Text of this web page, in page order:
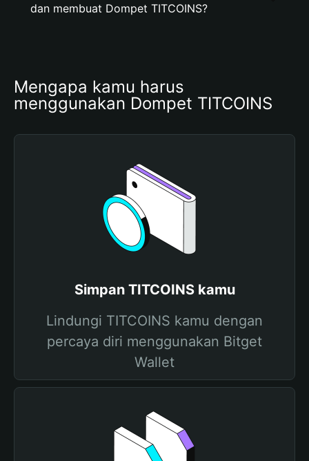
dan membuat Dompet TITCOINS?
Mengapa kamu harus
menggunakan Dompet TITCOINS
Simpan TITCOINS kamu
Lindungi TITCOINS kamu dengan
percaya diri menggunakan Bitget
Wallet